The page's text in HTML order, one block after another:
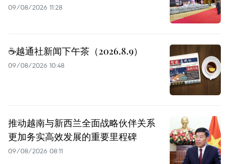
09/08/2026 11:28
☕️越通社新闻下午茶（2026.8.9）
09/08/2026 10:48
推动越南与新西兰全面战略伙伴关系
更加务实高效发展的重要里程碑
09/08/2026 08:11